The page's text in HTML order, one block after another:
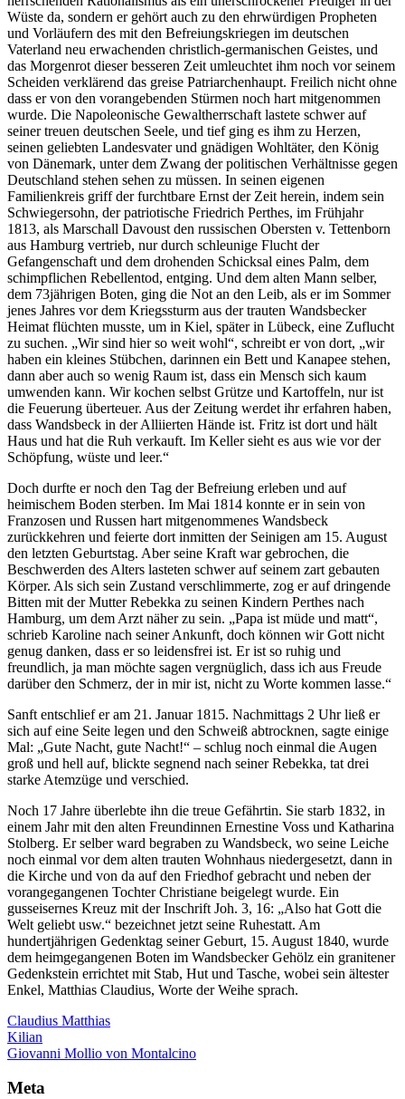
Wüste da, sondern er gehört auch zu den ehrwürdigen Propheten
und Vorläufern des mit den Befreiungskriegen im deutschen
Vaterland neu erwachenden christlich-germanischen Geistes, und
das Morgenrot dieser besseren Zeit umleuchtet ihm noch vor seinem
Scheiden verklärend das greise Patriarchenhaupt. Freilich nicht ohne
dass er von den vorangebenden Stürmen noch hart mitgenommen
wurde. Die Napoleonische Gewaltherrschaft lastete schwer auf
seiner treuen deutschen Seele, und tief ging es ihm zu Herzen,
seinen geliebten Landesvater und gnädigen Wohltäter, den König
von Dänemark, unter dem Zwang der politischen Verhältnisse gegen
Deutschland stehen sehen zu müssen. In seinen eigenen
Familienkreis griff der furchtbare Ernst der Zeit herein, indem sein
Schwiegersohn, der patriotische Friedrich Perthes, im Frühjahr
1813, als Marschall Davoust den russischen Obersten v. Tettenborn
aus Hamburg vertrieb, nur durch schleunige Flucht der
Gefangenschaft und dem drohenden Schicksal eines Palm, dem
schimpflichen Rebellentod, entging. Und dem alten Mann selber,
dem 73jährigen Boten, ging die Not an den Leib, als er im Sommer
jenes Jahres vor dem Kriegssturm aus der trauten Wandsbecker
Heimat flüchten musste, um in Kiel, später in Lübeck, eine Zuflucht
zu suchen. „Wir sind hier so weit wohl“, schreibt er von dort, „wir
haben ein kleines Stübchen, darinnen ein Bett und Kanapee stehen,
dann aber auch so wenig Raum ist, dass ein Mensch sich kaum
umwenden kann. Wir kochen selbst Grütze und Kartoffeln, nur ist
die Feuerung überteuer. Aus der Zeitung werdet ihr erfahren haben,
dass Wandsbeck in der Alliierten Hände ist. Fritz ist dort und hält
Haus und hat die Ruh verkauft. Im Keller sieht es aus wie vor der
Schöpfung, wüste und leer.“
Doch durfte er noch den Tag der Befreiung erleben und auf
heimischem Boden sterben. Im Mai 1814 konnte er in sein von
Franzosen und Russen hart mitgenommenes Wandsbeck
zurückkehren und feierte dort inmitten der Seinigen am 15. August
den letzten Geburtstag. Aber seine Kraft war gebrochen, die
Beschwerden des Alters lasteten schwer auf seinem zart gebauten
Körper. Als sich sein Zustand verschlimmerte, zog er auf dringende
Bitten mit der Mutter Rebekka zu seinen Kindern Perthes nach
Hamburg, um dem Arzt näher zu sein. „Papa ist müde und matt“,
schrieb Karoline nach seiner Ankunft, doch können wir Gott nicht
genug danken, dass er so leidensfrei ist. Er ist so ruhig und
freundlich, ja man möchte sagen vergnüglich, dass ich aus Freude
darüber den Schmerz, der in mir ist, nicht zu Worte kommen lasse.“
Sanft entschlief er am 21. Januar 1815. Nachmittags 2 Uhr ließ er
sich auf eine Seite legen und den Schweiß abtrocknen, sagte einige
Mal: „Gute Nacht, gute Nacht!“ – schlug noch einmal die Augen
groß und hell auf, blickte segnend nach seiner Rebekka, tat drei
starke Atemzüge und verschied.
Noch 17 Jahre überlebte ihn die treue Gefährtin. Sie starb 1832, in
einem Jahr mit den alten Freundinnen Ernestine Voss und Katharina
Stolberg. Er selber ward begraben zu Wandsbeck, wo seine Leiche
noch einmal vor dem alten trauten Wohnhaus niedergesetzt, dann in
die Kirche und von da auf den Friedhof gebracht und neben der
vorangegangenen Tochter Christiane beigelegt wurde. Ein
gusseisernes Kreuz mit der Inschrift Joh. 3, 16: „Also hat Gott die
Welt geliebt usw.“ bezeichnet jetzt seine Ruhestatt. Am
hundertjährigen Gedenktag seiner Geburt, 15. August 1840, wurde
dem heimgegangenen Boten im Wandsbecker Gehölz ein granitener
Gedenkstein errichtet mit Stab, Hut und Tasche, wobei sein ältester
Enkel, Matthias Claudius, Worte der Weihe sprach.
Claudius Matthias
Beitragsnavigation
Kilian
Giovanni Mollio von Montalcino
Meta